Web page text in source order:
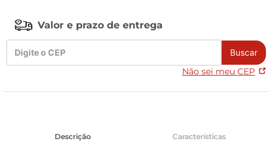
Valor e prazo de entrega
Buscar
Não sei meu CEP
Descrição Características